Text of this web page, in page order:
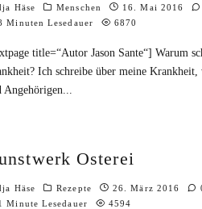
Häse Menschen 16. Mai 2016
Minuten Lesedauer
6870
title=“Autor Jason Sante“] Warum
Ich schreibe über meine
Angehörigen...
Osterei
Häse Rezepte 26. März 2016
Minute Lesedauer
4594